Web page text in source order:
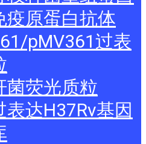
疫原蛋白抗体
pMV361过表
菌荧光质粒
表达H37Rv基因